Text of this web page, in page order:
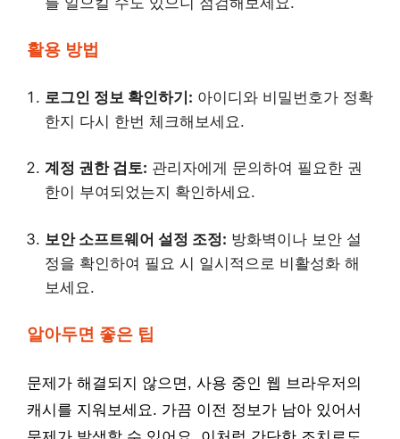
활용 방법
로그인 정보 확인하기: 아이디와 비밀번호가 정확
한지 다시 한번 체크해보세요.
계정 권한 검토: 관리자에게 문의하여 필요한 권
한이 부여되었는지 확인하세요.
보안 소프트웨어 설정 조정: 방화벽이나 보안 설
정을 확인하여 필요 시 일시적으로 비활성화 해
보세요.
알아두면 좋은 팁
문제가 해결되지 않으면, 사용 중인 웹 브라우저의
캐시를 지워보세요. 가끔 이전 정보가 남아 있어서